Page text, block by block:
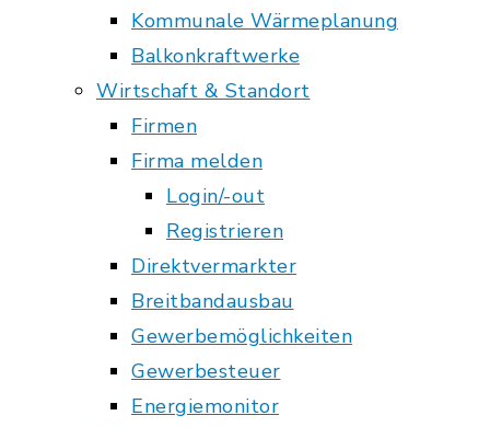
Kommunale Wärmeplanung
Balkonkraftwerke
Wirtschaft & Standort
Firmen
Firma melden
Login/-out
Registrieren
Direktvermarkter
Breitbandausbau
Gewerbemöglichkeiten
Gewerbesteuer
Energiemonitor